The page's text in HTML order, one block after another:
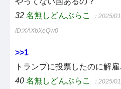
32 名無しどんぶらこ ：2025/
ID:XAXbXeQw0
>>1
トランプに投票したのに解
40 名無しどんぶらこ ：2025/